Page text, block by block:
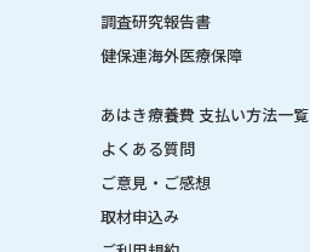
調査研究報告書
健保連海外医療保障
あはき療養費 支払い方法一覧
よくある質問
ご意見・ご感想
取材申込み